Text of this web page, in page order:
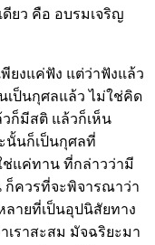
ยว คือ อบรมเจริญ
ยงแค่ฟัง แต่ว่าฟังแล้ว
เป็นกุศลแล้ว ไม่ใช่คิด
ก็มีสติ แล้วก็เห็น
นั้นก็เป็นกุศลที่
ช่แค่ทาน ที่กล่าวว่ามี
ก็ควรที่จะพิจารณาว่า
ายที่เป็นอุปนิสัยทาง
เราสะสม มัจฉริยะมา